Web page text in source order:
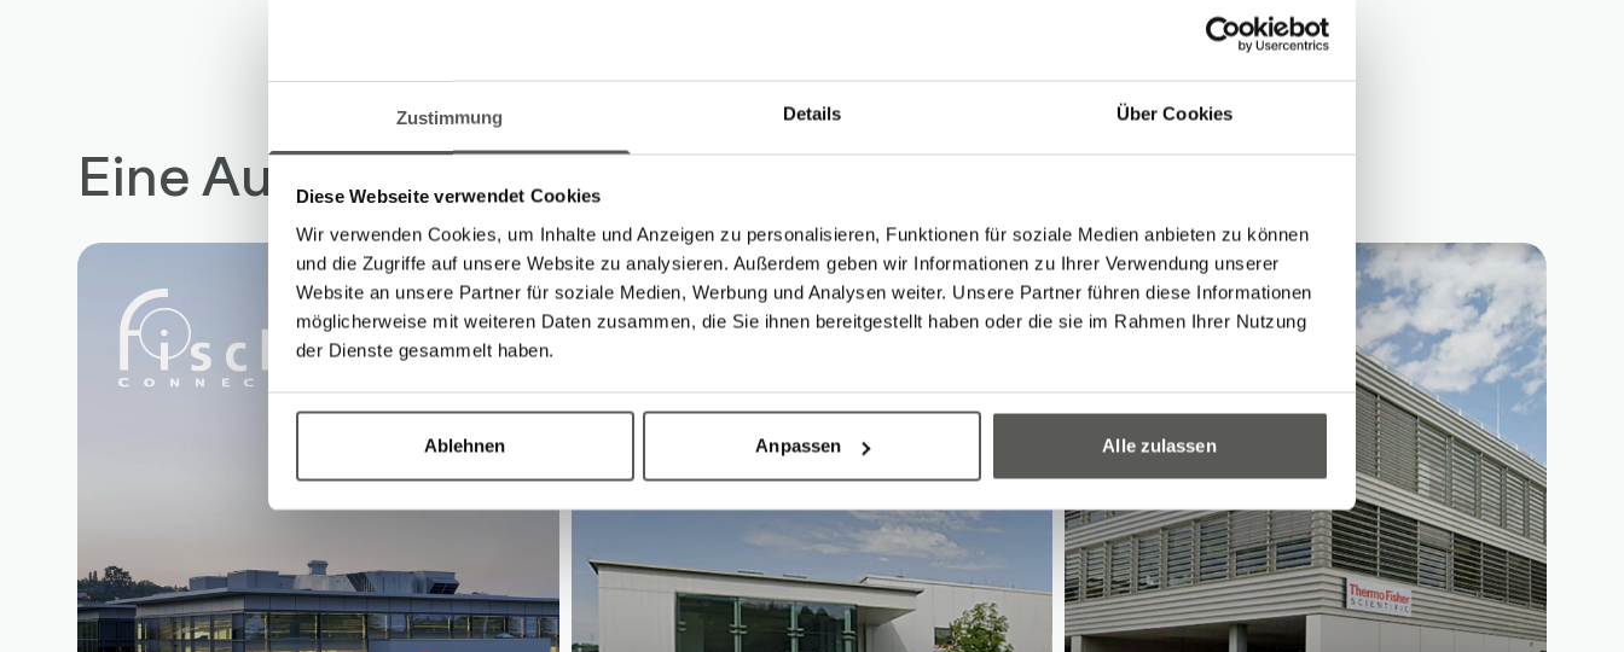
Zustimmung Details Über Cookies
Diese Webseite verwendet Cookies
Wir verwenden Cookies, um Inhalte und Anzeigen zu personalisieren, Funktionen für soziale Medien anbieten zu können
und die Zugriffe auf unsere Website zu analysieren. Außerdem geben wir Informationen zu Ihrer Verwendung unserer
Website an unsere Partner für soziale Medien, Werbung und Analysen weiter. Unsere Partner führen diese Informationen
möglicherweise mit weiteren Daten zusammen, die Sie ihnen bereitgestellt haben oder die sie im Rahmen Ihrer Nutzung
der Dienste gesammelt haben.
Ablehnen Anpassen Alle zulassen
Eine Auswahl an Arbeiten von Livio